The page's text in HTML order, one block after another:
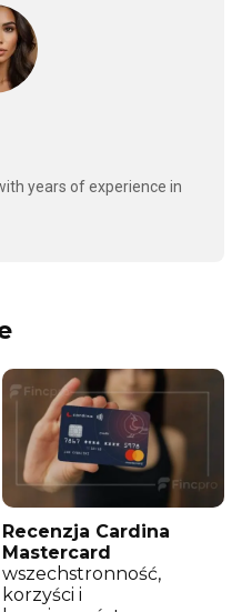
years of experience in
Recenzja Cardina
Mastercard
wszechstronność,
korzyści i